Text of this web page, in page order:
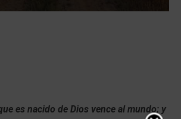
es nacido de Dios vence al mundo; y